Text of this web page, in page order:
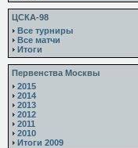
ЦСКА-98
Все турниры
Все матчи
Итоги
Первенства Москвы
2015
2014
2013
2012
2011
2010
Итоги 2009